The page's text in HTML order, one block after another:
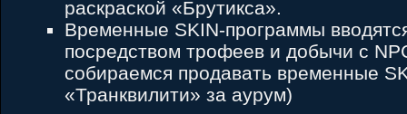
раскраской «Брутикса».
Временные SKIN-программы
посредством трофеев и добычи с
собираемся продавать временные
«Транквилити» за аурум)